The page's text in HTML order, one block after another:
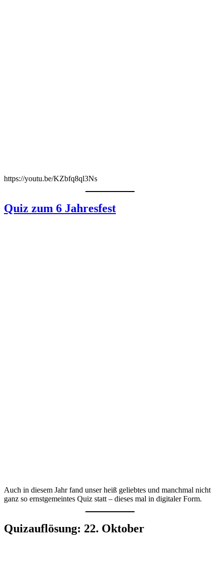
https://youtu.be/KZbfq8ql3Ns
Quiz zum 6 Jahresfest
Auch in diesem Jahr fand unser heiß geliebtes und manchmal nicht
ganz so ernstgemeintes Quiz statt – dieses mal in digitaler Form.
Quizauflösung: 22. Oktober